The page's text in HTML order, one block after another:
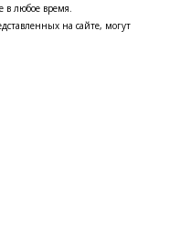
в любое время.
на сайте, могут